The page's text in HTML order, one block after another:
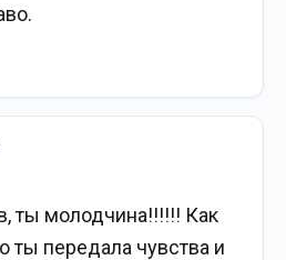
ты молодчина!!!!!! Как
ты передала чувства и